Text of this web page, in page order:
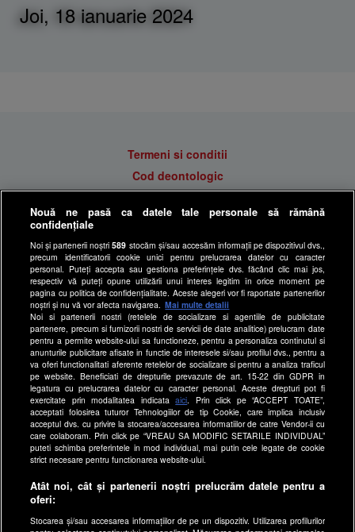
Joi, 18 ianuarie 2024
Termeni si conditii
Cod deontologic
Politica de cookies
Gestionați preferințele
Politica de confidentialitate
Anunturi gratuite pe Lajumate.ro
Ultimele Stiri
Program Happy Channel
Echipa editorială
Site-uri Antena Group
a1.ro
antenastars.ro
as.ro
catine.ro
hellotaste.ro
Nouă ne pasă ca datele tale personale să rămână
confidențiale
Noi și partenerii noștri589 stocăm și/sau accesăm informații pe dispozitivul dvs.,
precum identificatorii cookie unici pentru prelucrarea datelor cu caracter
personal. Puteți accepta sau gestiona preferințele dvs. făcând clic mai jos,
respectiv vă puteți opune utilizării unui interes legitim în orice moment pe
pagina cu politica de confidențialitate. Aceste alegeri vor fi raportate partenerilor
noștri și nu vă vor afecta navigarea.
Mai multe detalii
Noi si partenerii nostri (retelele de socializare si agentiile de publicitate
partenere, precum si furnizorii nostri de servicii de date analitice) prelucram date
pentru a permite website-ului sa functioneze, pentru a personaliza continutul si
anunturile publicitare afisate in functie de interesele si/sau profilul dvs., pentru a
va oferi functionalitati aferente retelelor de socializare si pentru a analiza traficul
pe website. Beneficiati de drepturile prevazute de art. 15-22 din GDPR in
legatura cu prelucrarea datelor cu caracter personal. Aceste drepturi pot fi
exercitate prin modalitatea indicataaici . Prin click pe “ACCEPT TOATE”,
acceptati folosirea tuturor Tehnologiilor de tip Cookie, care implica inclusiv
acceptul dvs. cu privire la stocarea/accesarea informatiilor de catre Vendor-ii cu
care colaboram. Prin click pe “VREAU SA MODIFIC SETARILE INDIVIDUAL”
puteti schimba preferintele in mod individual, mai putin cele legate de cookie
strict necesare pentru functionarea website-ului.
Atât noi, cât și partenerii noștri prelucrăm datele pentru a
oferi:
Stocarea și/sau accesarea informațiilor de pe un dispozitiv. Utilizarea profilurilor